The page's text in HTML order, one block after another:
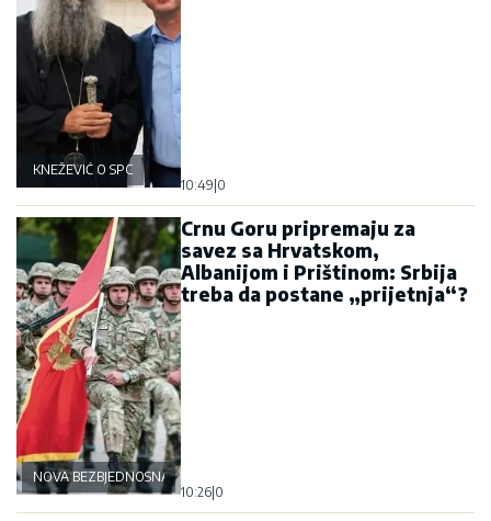
KNEŽEVIĆ O SPC
10:49|0
NOVA BEZBJEDNOSNA OSOVINA
Crnu Goru pripremaju za
savez sa Hrvatskom,
Albanijom i Prištinom: Srbija
treba da postane „prijetnja“?
10:26|0